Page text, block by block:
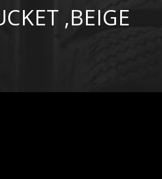
,BEIGE